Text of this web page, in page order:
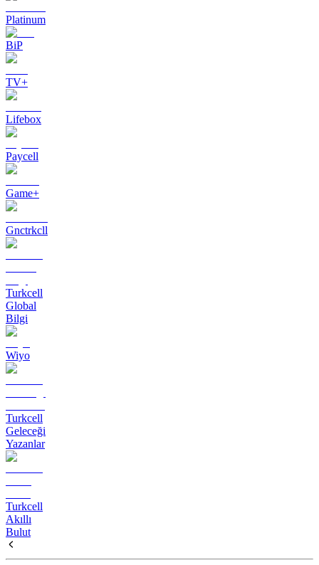
Platinum
BiP
TV+
Lifebox
Paycell
Game+
Gnctrkcll
Turkcell
Global
Bilgi
Wiyo
Turkcell
Geleceği
Yazanlar
Turkcell
Akıllı
Bulut